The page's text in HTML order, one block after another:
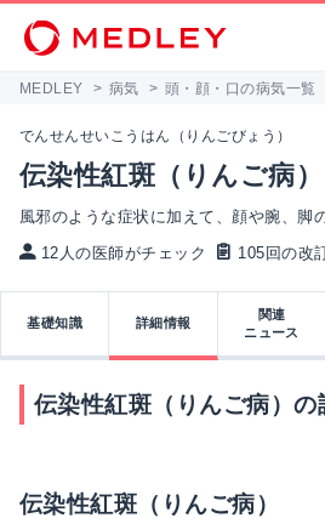
MEDLEY > 病気 > 頭・顔・口の病気一覧
でんせんせいこうはん（りんごびょう）
伝染性紅斑（りんご病）
風邪のような症状に加えて、顔や腕、脚
12人の医師がチェック
105回の改
基礎知識 詳細情報
関連
ニュース
伝染性紅斑（りんご病）の
伝染性紅斑（りんご病）